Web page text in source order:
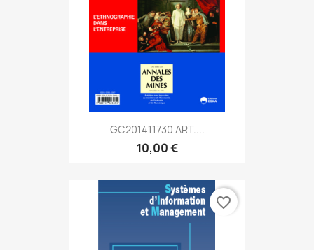
GC201411730 ART....
10,00 €
favorite_border